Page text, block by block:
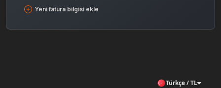
Yeni fatura bilgisi ekle
Türkçe / TL